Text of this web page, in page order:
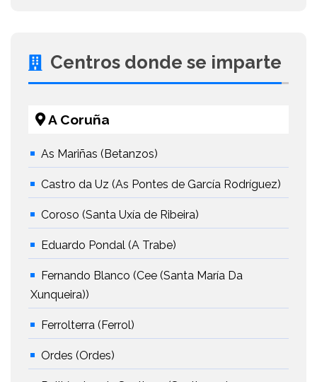
Centros donde se imparte
A Coruña
As Mariñas (Betanzos)
Castro da Uz (As Pontes de García Rodríguez)
Coroso (Santa Uxía de Ribeira)
Eduardo Pondal (A Trabe)
Fernando Blanco (Cee (Santa María Da
Xunqueira))
Ferrolterra (Ferrol)
Ordes (Ordes)